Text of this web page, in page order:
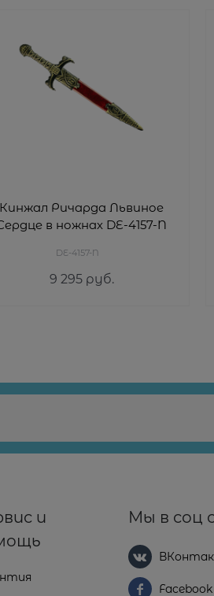
Кинжал Ричарда Львиное
в ножнах DE-4157-N
DE-4157-N
9 295 руб.
и
Мы в соц
Facebook